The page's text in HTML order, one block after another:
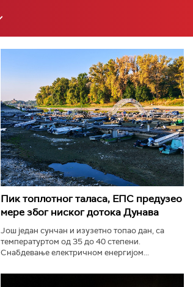
Пик топлотног таласа, ЕПС предузео
мере због ниског дотока Дунава
Још један сунчан и изузетно топао дан, са
температуртом од 35 до 40 степени.
Снабдевање електричном енергијом...
РТС 3 РТС Свет РТС HD